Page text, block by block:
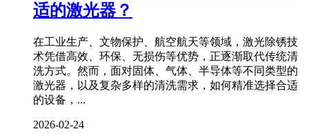
适的激光器？
在工业生产、文物保护、航空航天等领域，激光除锈技
术凭借高效、环保、无损伤等优势，正逐渐取代传统清
洗方式。然而，面对固体、气体、半导体等不同类型的
激光器，以及复杂多样的清洗需求，如何精准选择合适
的设备，...
2026-02-24